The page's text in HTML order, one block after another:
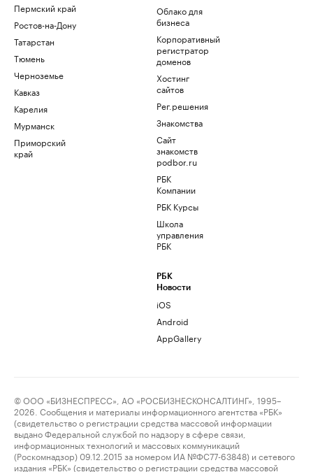
Пермский край
Ростов-на-Дону
Татарстан
Тюмень
Черноземье
Кавказ
Карелия
Мурманск
Приморский
край
Облако для
бизнеса
Корпоративный
регистратор
доменов
Хостинг
сайтов
Рег.решения
Знакомства
Сайт
знакомств
podbor.ru
РБК
Компании
РБК Курсы
Школа
управления
РБК
РБК
Новости
iOS
Android
AppGallery
© ООО «БИЗНЕСПРЕСС», АО «РОСБИЗНЕСКОНСАЛТИНГ», 1995–
2026. Сообщения и материалы информационного агентства «РБК»
(свидетельство о регистрации средства массовой информации
выдано Федеральной службой по надзору в сфере связи,
информационных технологий и массовых коммуникаций
(Роскомнадзор) 09.12.2015 за номером ИА №ФС77-63848) и сетевого
издания «РБК» (свидетельство о регистрации средства массовой